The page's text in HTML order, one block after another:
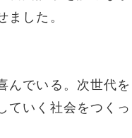
した。
んでいる。次世代を
ていく社会をつくっ